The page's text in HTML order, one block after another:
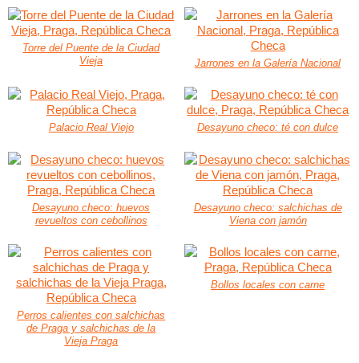
Torre del Puente de la Ciudad
Vieja
Jarrones en la Galería Nacional
Palacio Real Viejo Desayuno checo: té con dulce
Desayuno checo: huevos
revueltos con cebollinos
Desayuno checo: salchichas de
Viena con jamón
Perros calientes con salchichas
de Praga y salchichas de la
Vieja Praga
Bollos locales con carne